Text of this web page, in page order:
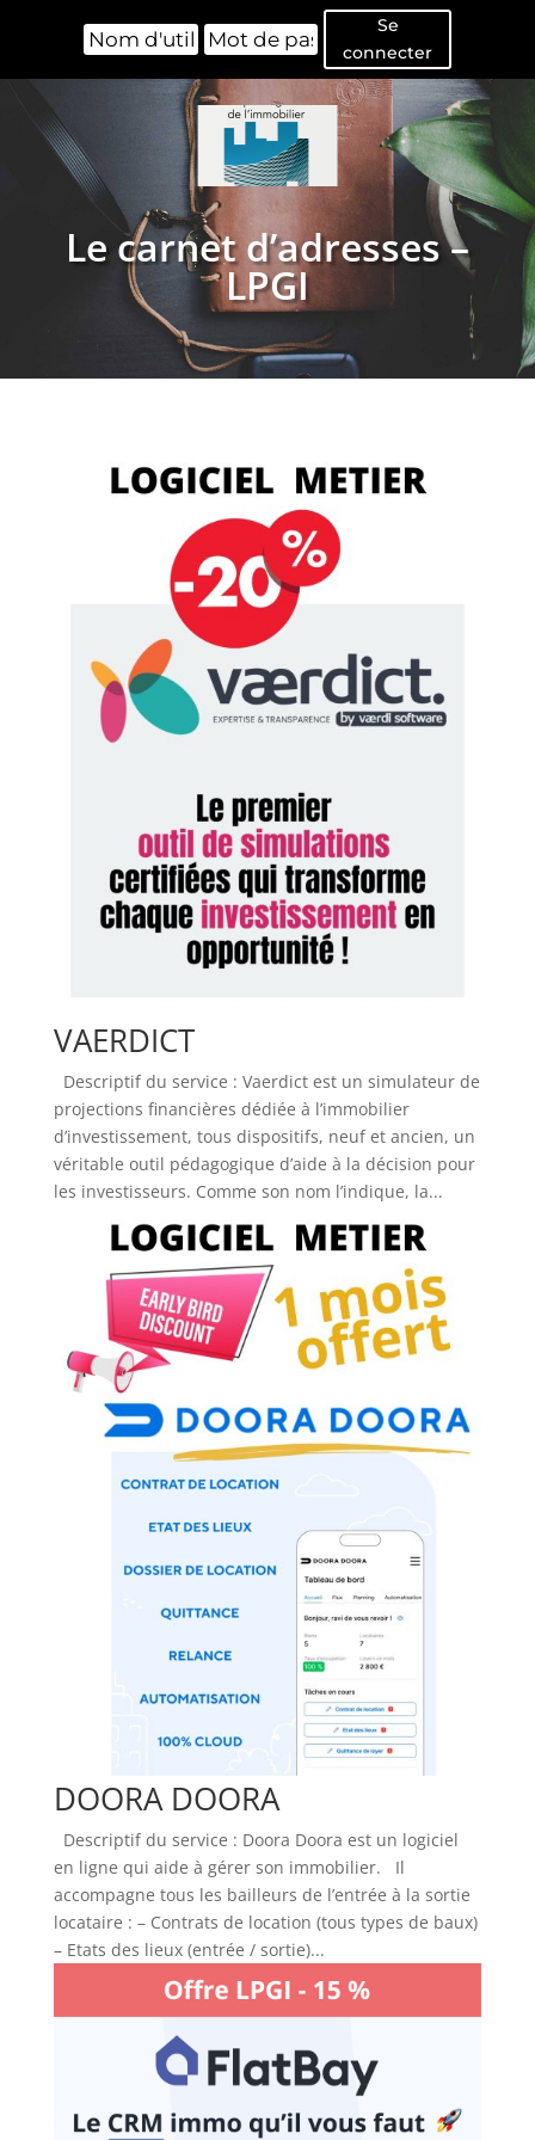
Se
connecter
Le carnet d’adresses –
LPGI
VAERDICT
Descriptif du service : Vaerdict est un simulateur de
projections financières dédiée à l’immobilier
d’investissement, tous dispositifs, neuf et ancien, un
véritable outil pédagogique d’aide à la décision pour
les investisseurs. Comme son nom l’indique, la...
DOORA DOORA
Descriptif du service : Doora Doora est un logiciel
en ligne qui aide à gérer son immobilier. Il
accompagne tous les bailleurs de l’entrée à la sortie
locataire : – Contrats de location (tous types de baux)
– Etats des lieux (entrée / sortie)...